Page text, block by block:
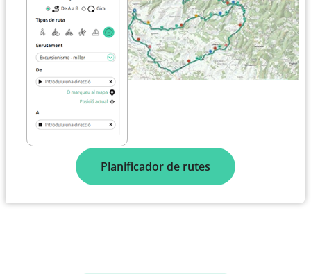
Planificador de rutes